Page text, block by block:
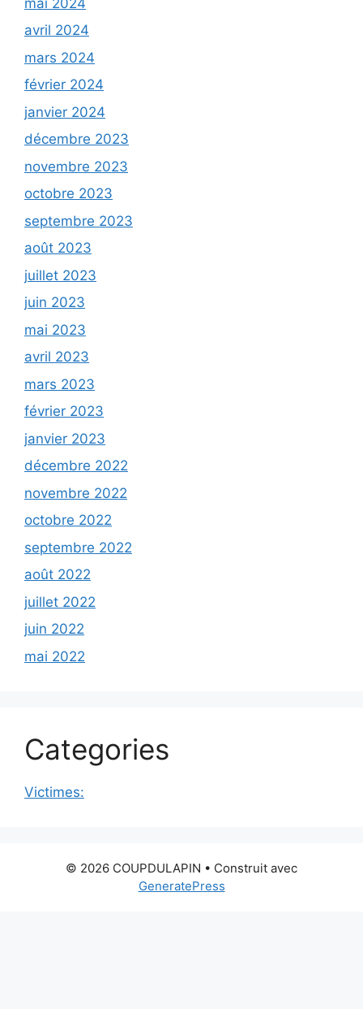
avril 2024
mars 2024
février 2024
janvier 2024
décembre 2023
novembre 2023
octobre 2023
septembre 2023
août 2023
juillet 2023
juin 2023
mai 2023
avril 2023
mars 2023
février 2023
janvier 2023
décembre 2022
novembre 2022
octobre 2022
septembre 2022
août 2022
juillet 2022
juin 2022
mai 2022
Categories
Victimes:
© 2026 COUPDULAPIN • Construit avec
GeneratePress